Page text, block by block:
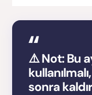
⚠️ Not: Bu
sonra